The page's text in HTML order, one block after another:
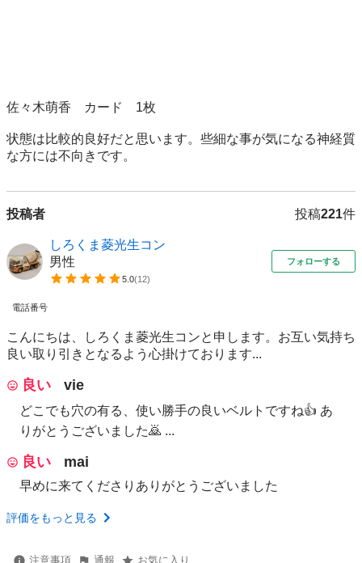
佐々木萌香　カード　1枚
状態は比較的良好だと思います。些細な事が気になる神経質
な方には不向きです。
投稿者 投稿221件
しろくま菱光生コン
男性
5.0(12)
フォローする
電話番号
こんにちは、しろくま菱光生コンと申します。お互い気持ち
良い取り引きとなるよう心掛けております...
良い vie
どこでも穴の有る、使い勝手の良いベルトですね👍️ あ
りがとうございました🙇 ...
良い mai
早めに来てくださりありがとうございました
評価をもっと見る
注意事項 通報 お気に入り